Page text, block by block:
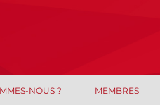
NOUS ? MEMBRES